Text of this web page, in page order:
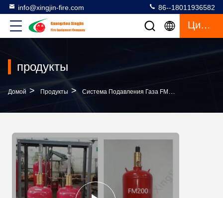
info@xingjin-fire.com 86--18011936582
Цитата
продукты
Домой > Продукты > Система Подавления Газа FM200